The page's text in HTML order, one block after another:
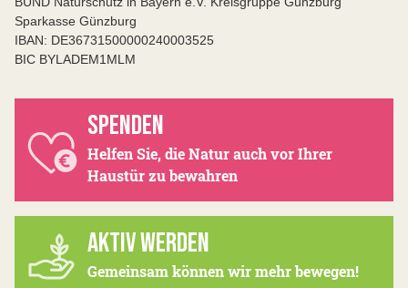
Sparkasse Günzburg
IBAN: DE36731500000240003525
BIC BYLADEM1MLM
SPENDEN
Helfen Sie, die Natur auch vor Ihrer
Haustür zu bewahren
AKTIV WERDEN
Gemeinsam können wir mehr bewegen!